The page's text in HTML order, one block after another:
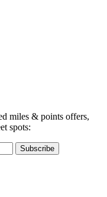
miles & points offers,
spots:
Subscribe